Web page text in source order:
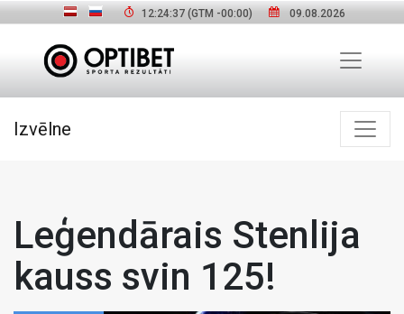
12:24:38(GTM -00:00) 09.08.2026
Izvēlne
Leģendārais Stenlija
kauss svin 125!